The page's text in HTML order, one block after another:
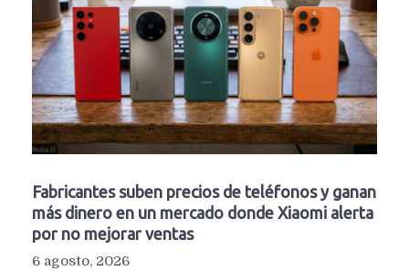
Fabricantes suben precios de teléfonos y ganan
más dinero en un mercado donde Xiaomi alerta
por no mejorar ventas
6 agosto, 2026